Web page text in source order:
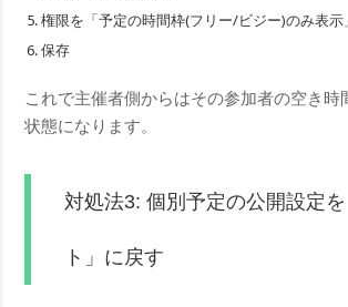
権限を「予定の時間枠(フリー/ビジー)のみ表示
保存
これで主催者側からはその参加者の空き時
状態になります。
対処法3: 個別予定の公開設定
ト」に戻す